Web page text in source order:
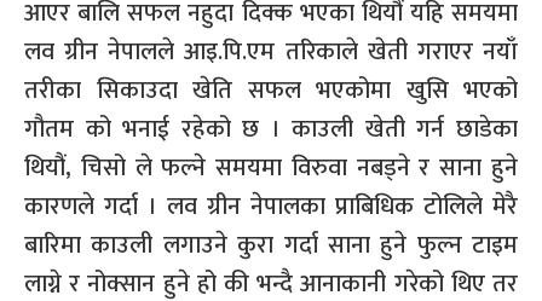
आएर बालि सफल नहुदा दिक्क भएका थियौं यहि समयमा
लव ग्रीन नेपालले आइ.पि.एम तरिकाले खेती गराएर नयाँ
तरीका सिकाउदा खेति सफल भएकोमा खुसि भएको
गौतम को भनाई रहेको छ । काउली खेती गर्न छाडेका
थियौं, चिसो ले फल्ने समयमा विरुवा नबड्ने र साना हुने
कारणले गर्दा । लव ग्रीन नेपालका प्राबिधिक टोलिले मेरै
बारिमा काउली लगाउने कुरा गर्दा साना हुने फुल्न टाइम
लाग्ने र नोक्सान हुने हो की भन्दै आनाकानी गरेको थिए तर